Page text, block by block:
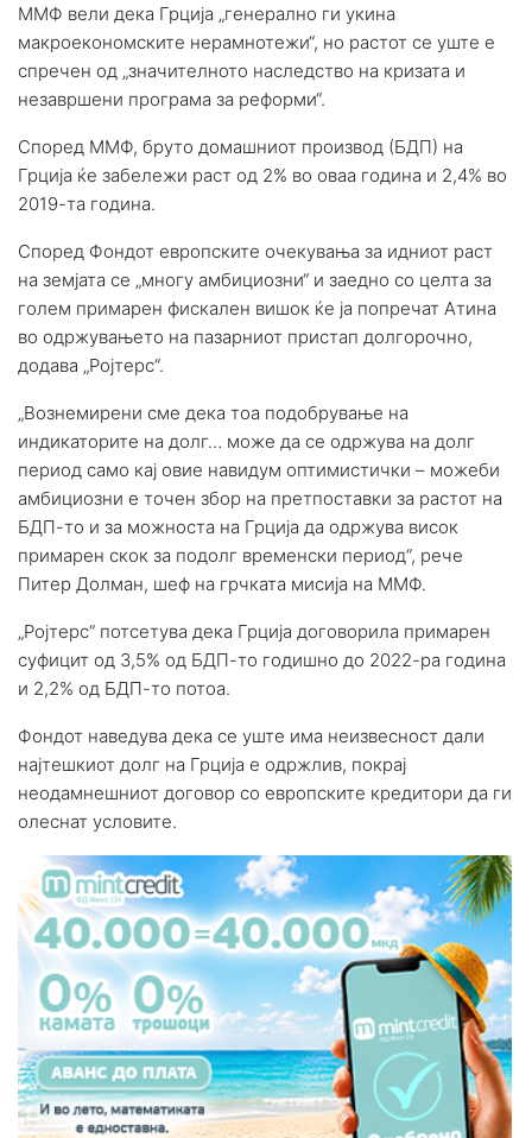
ММФ вели дека Грција „генерално ги укина
макроекономските нерамнотежи“, но растот се уште е
спречен од „значителното наследство на кризата и
незавршени програма за реформи“.
Според ММФ, бруто домашниот производ (БДП) на
Грција ќе забележи раст од 2% во оваа година и 2,4% во
2019-та година.
Според Фондот европските очекувања за идниот раст
на земјата се „многу амбициозни“ и заедно со целта за
голем примарен фискален вишок ќе ја попречат Атина
во одржувањето на пазарниот пристап долгорочно,
додава „Ројтерс“.
„Вознемирени сме дека тоа подобрување на
индикаторите на долг… може да се одржува на долг
период само кај овие навидум оптимистички – можеби
амбициозни е точен збор на претпоставки за растот на
БДП-то и за можноста на Грција да одржува висок
примарен скок за подолг временски период“, рече
Питер Долман, шеф на грчката мисија на ММФ.
„Ројтерс“ потсетува дека Грција договорила примарен
суфицит од 3,5% од БДП-то годишно до 2022-ра година
и 2,2% од БДП-то потоа.
Фондот наведува дека се уште има неизвесност дали
најтешкиот долг на Грција е одржлив, покрај
неодамнешниот договор со европските кредитори да ги
олеснат условите.